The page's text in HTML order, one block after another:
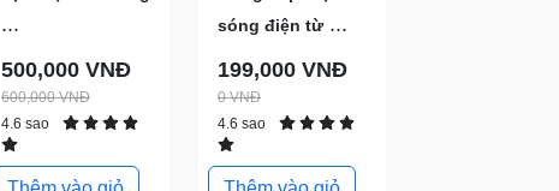
...
500,000 VNĐ
600,000 VNĐ
4.6 sao
sóng điện từ ...
199,000 VNĐ
0 VNĐ
4.6 sao